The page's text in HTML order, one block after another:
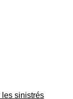
les sinistrés